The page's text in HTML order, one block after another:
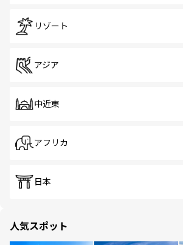
リゾート
アジア
中近東
アフリカ
日本
人気スポット